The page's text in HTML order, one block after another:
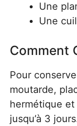
Une
Une
Comment
Pour
moutarde,
hermétique
jusqu’à 3